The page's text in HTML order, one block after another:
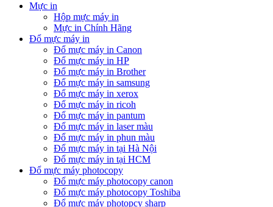
Mực in
Hộp mực máy in
Mực in Chính Hãng
Đổ mực máy in
Đổ mực máy in Canon
Đổ mực máy in HP
Đổ mực máy in Brother
Đổ mực máy in samsung
Đổ mực máy in xerox
Đổ mực máy in ricoh
Đổ mực máy in pantum
Đổ mực máy in laser màu
Đổ mực máy in phun màu
Đổ mực máy in tại Hà Nội
Đổ mực máy in tại HCM
Đổ mực máy photocopy
Đổ mực máy photocopy canon
Đổ mực máy photocopy Toshiba
Đổ mực máy photopcy sharp